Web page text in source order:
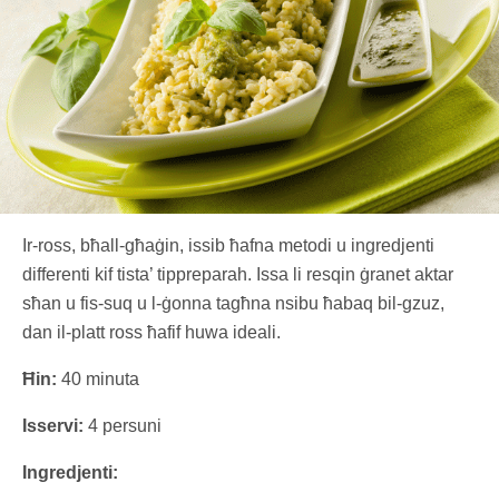
Ir-ross, bħall-għaġin, issib ħafna metodi u ingredjenti
differenti kif tista’ tippreparah. Issa li resqin ġranet aktar
sħan u fis-suq u l-ġonna tagħna nsibu ħabaq bil-gzuz,
dan il-platt ross ħafif huwa ideali.
Ħin: 40 minuta
Isservi: 4 persuni
Ingredjenti: